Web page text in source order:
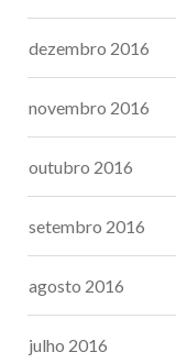
dezembro 2016
novembro 2016
outubro 2016
setembro 2016
agosto 2016
julho 2016